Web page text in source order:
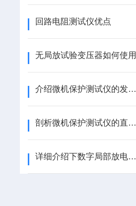
回路电阻测试仪优点
无局放试验变压器如何使用
介绍微机保护测试仪的发电机逆功率保护
剖析微机保护测试仪的直流测试步骤
详细介绍下数字局部放电检测仪及注意的事项